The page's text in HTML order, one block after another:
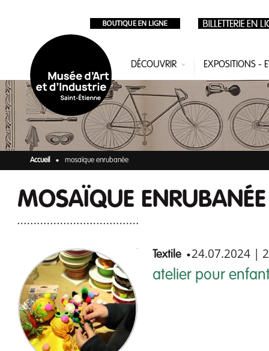
DÉCOUVRIR EXPOSITIONS -
Accueil mosaïque enrubanée
MOSAÏQUE ENRUBANÉE
Textile 24.07.2024 |
atelier pour